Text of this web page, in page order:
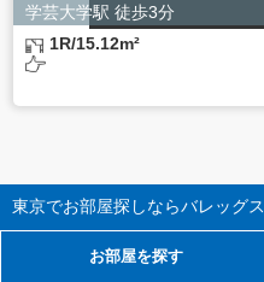
学芸大学駅 徒歩3分
1R/15.12m²
東京でお部屋探しならバレッグス
お部屋を探す